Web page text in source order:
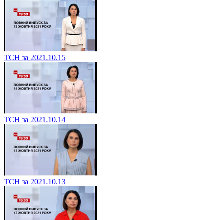
ТСН за 2021.10.15
ТСН за 2021.10.14
ТСН за 2021.10.13